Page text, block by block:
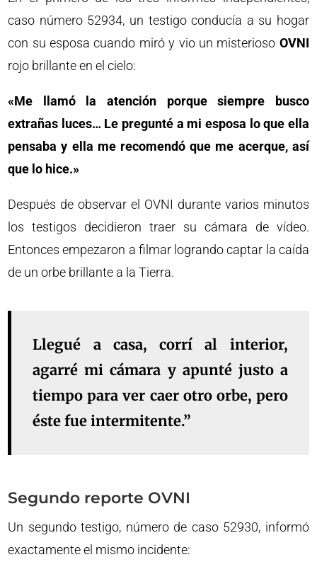
caso número 52934, un testigo conducía a su hogar
con su esposa cuando miró y vio un misterioso OVNI
rojo brillante en el cielo:
«Me llamó la atención porque siempre busco
extrañas luces… Le pregunté a mi esposa lo que ella
pensaba y ella me recomendó que me acerque, así
que lo hice.»
Después de observar el OVNI durante varios minutos
los testigos decidieron traer su cámara de vídeo.
Entonces empezaron a filmar logrando captar la caída
de un orbe brillante a la Tierra.
Llegué a casa, corrí al interior,
agarré mi cámara y apunté justo a
tiempo para ver caer otro orbe, pero
éste fue intermitente.”
Segundo reporte OVNI
Un segundo testigo, número de caso 52930, informó
exactamente el mismo incidente: